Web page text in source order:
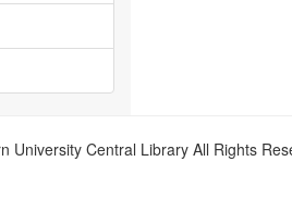
Central Library All Rights